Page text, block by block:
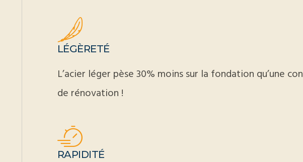
LÉGÈRETÉ
L’acier léger pèse 30% moins sur la fondation qu’une
de rénovation !
RAPIDITÉ